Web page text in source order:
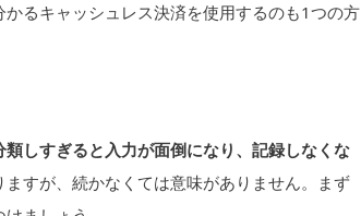
るキャッシュレス決済を使用するのも1つの方
類しすぎると入力が面倒になり、記録しなくな
すが、続かなくては意味がありません。まず